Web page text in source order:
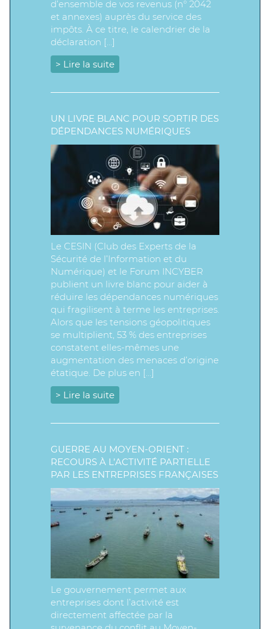
d’ensemble de vos revenus (n° 2042
et annexes) auprès du service des
impôts. À ce titre, le calendrier de la
déclaration […]
> Lire la suite
UN LIVRE BLANC POUR SORTIR DES
DÉPENDANCES NUMÉRIQUES
Le CESIN (Club des Experts de la
Sécurité de l’Information et du
Numérique) et le Forum INCYBER
publient un livre blanc pour aider à
réduire les dépendances numériques
qui fragilisent à terme les entreprises.
Alors que les tensions géopolitiques
se multiplient, 53 % des entreprises
constatent elles-mêmes une
augmentation des menaces d’origine
étatique. De plus en […]
> Lire la suite
GUERRE AU MOYEN-ORIENT :
RECOURS À L’ACTIVITÉ PARTIELLE
PAR LES ENTREPRISES FRANÇAISES
Le gouvernement permet aux
entreprises dont l’activité est
directement affectée par la